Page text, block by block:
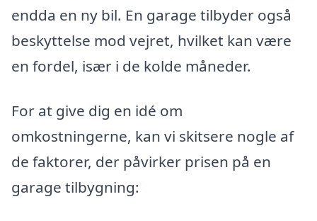
endda en ny bil. En garage tilbyder også
beskyttelse mod vejret, hvilket kan være
en fordel, især i de kolde måneder.
For at give dig en idé om
omkostningerne, kan vi skitsere nogle af
de faktorer, der påvirker prisen på en
garage tilbygning: